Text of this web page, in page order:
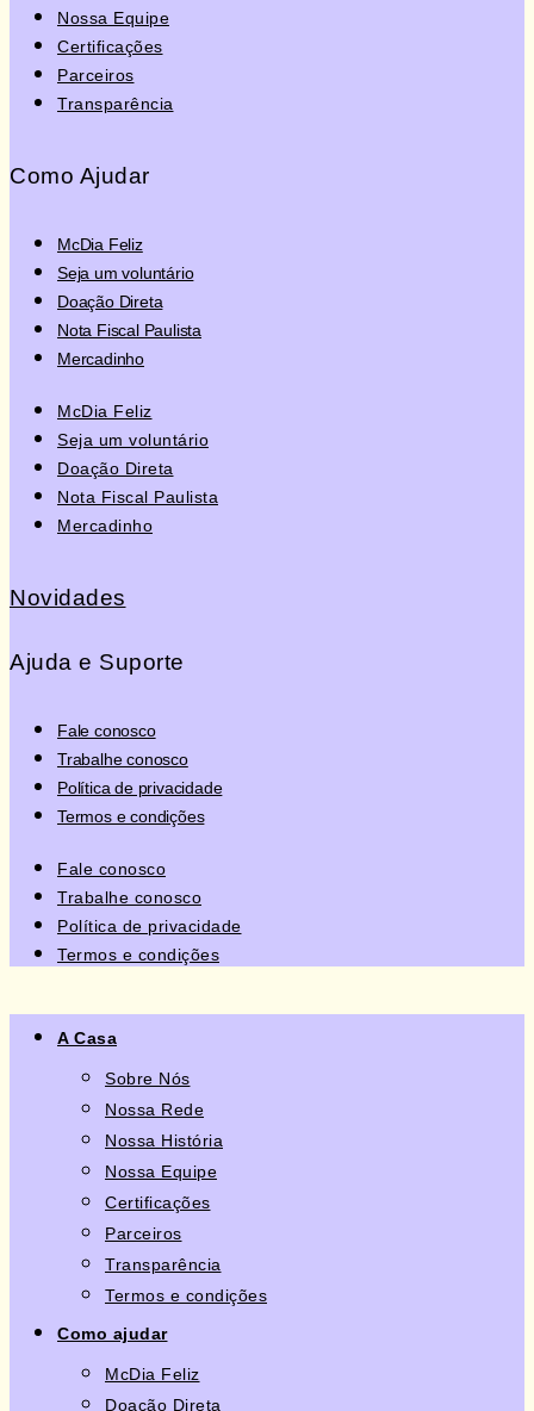
Nossa Equipe
Certificações
Parceiros
Transparência
Como Ajudar
McDia Feliz
Seja um voluntário
Doação Direta
Nota Fiscal Paulista
Mercadinho
McDia Feliz
Seja um voluntário
Doação Direta
Nota Fiscal Paulista
Mercadinho
Novidades
Ajuda e Suporte
Fale conosco
Trabalhe conosco
Política de privacidade
Termos e condições
Fale conosco
Trabalhe conosco
Política de privacidade
Termos e condições
A Casa
Sobre Nós
Nossa Rede
Nossa História
Nossa Equipe
Certificações
Parceiros
Transparência
Termos e condições
Como ajudar
McDia Feliz
Doação Direta